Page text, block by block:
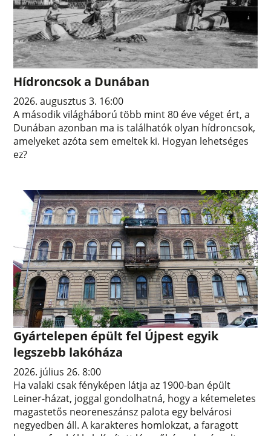
Hídroncsok a Dunában
2026. augusztus 3. 16:00
A második világháború több mint 80 éve véget ért, a
Dunában azonban ma is találhatók olyan hídroncsok,
amelyeket azóta sem emeltek ki. Hogyan lehetséges
ez?
Gyártelepen épült fel Újpest egyik
legszebb lakóháza
2026. július 26. 8:00
Ha valaki csak fényképen látja az 1900-ban épült
Leiner-házat, joggal gondolhatná, hogy a kétemeletes
magastetős neoreneszánsz palota egy belvárosi
negyedben áll. A karakteres homlokzat, a faragott